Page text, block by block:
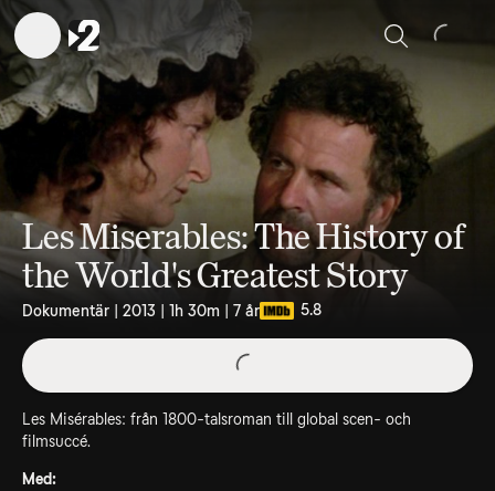
Sök
Les Miserables: The History of
the World's Greatest Story
Dokumentär | 2013 | 1h 30m | 7 år 5.8
Les Misérables: från 1800-talsroman till global scen- och
filmsuccé.
Med: